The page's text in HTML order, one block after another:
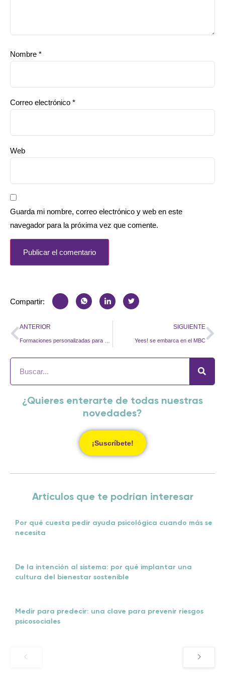
Nombre *
Correo electrónico *
Web
Guarda mi nombre, correo electrónico y web en este
navegador para la próxima vez que comente.
Compartir:
ANTERIOR SIGUIENTE
Yees! se embarca en el MBC
¿Quieres enterarte de todas nuestras
novedades?
¡Suscríbete!
Artículos que te podrían interesar
Por qué cuesta pedir ayuda psicológica cuando más se
necesita
De la intención al sistema: por qué implantar una
cultura del bienestar sostenible
Medir para predecir: una clave para prevenir riesgos
psicosociales